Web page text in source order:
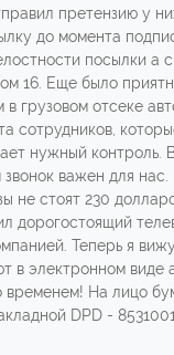
претензию у
до момента
посылки а
16. Еще было
грузовом отсеке
нужный
важен для
не стоят 230
дорогостоящий
Теперь я
в электронном
временем! На лицо
DPD -